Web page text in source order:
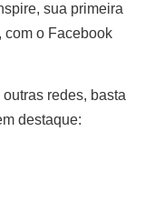
sua primeira
com o Facebook
redes, basta
destaque: